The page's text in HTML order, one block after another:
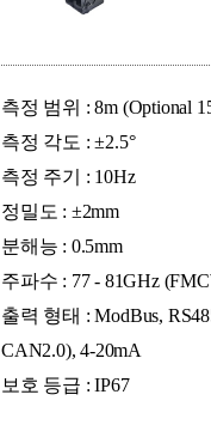
측정 범위 : 8m (Optional
측정 각도 : ±2.5°
측정 주기 : 10Hz
정밀도 : ±2mm
분해능 : 0.5mm
주파수 : 77 - 81GHz
출력 형태 : ModBus,
CAN2.0), 4-20mA
보호 등급 : IP67